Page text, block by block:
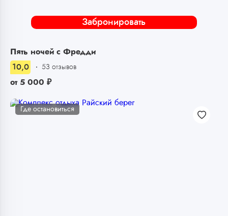
Забронировать
Пять ночей с Фредди
10,0
53 отзывов
от 5 000 ₽
Где остановиться